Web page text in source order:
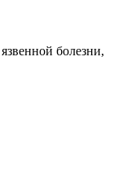
болезни,